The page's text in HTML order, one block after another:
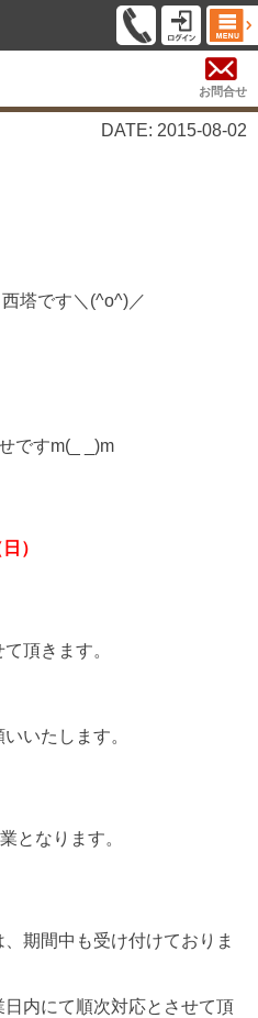
お問合せ
DATE: 2015-08-02
塔です＼(^o^)／
ですm(_ _)m
）
頂きます。
いたします。
となります。
期間中も受け付けておりま
内にて順次対応とさせて頂